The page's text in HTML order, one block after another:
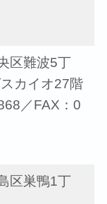
区難波5丁
カイオ27階
／FAX：0
区巣鴨1丁